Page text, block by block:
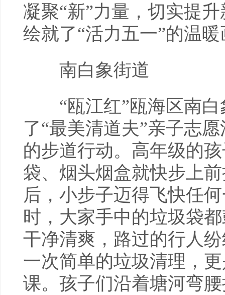
凝聚“新”力量，切实提
绘就了“活力五一”的温
南白象街道
“瓯江红”瓯海区南白
了“最美清道夫”亲子志
的步道行动。高年级的
袋、烟头烟盒就快步上
后，小步子迈得飞快任
时，大家手中的垃圾袋
干净清爽，路过的行人
一次简单的垃圾清理，
课。孩子们沿着塘河弯